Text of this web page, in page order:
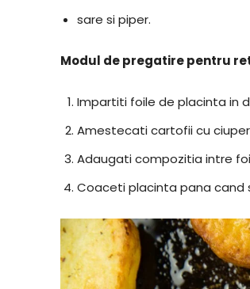
sare si piper.
Modul de pregatire pentru
Impartiti foile de placinta in
Amestecati cartofii cu
Adaugati compozitia intre
Coaceti placinta pana cand